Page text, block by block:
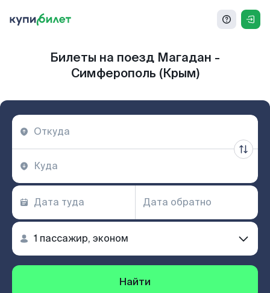
Билеты на поезд Магадан -
Симферополь (Крым)
Найти